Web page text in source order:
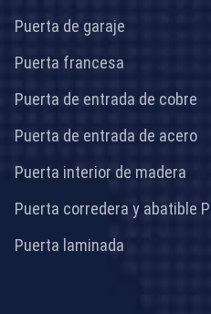
Puerta de garaje
Puerta francesa
Puerta de entrada de cobre
Puerta de entrada de acero
Puerta interior de madera
Puerta corredera y abatible
Puerta laminada